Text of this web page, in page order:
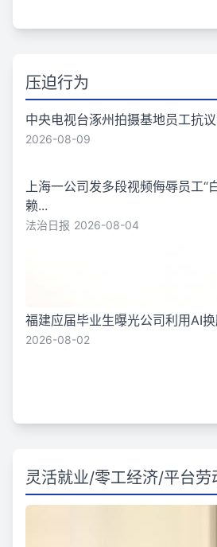
压迫行为
中央电视台涿州拍摄基地员工抗
2026-08-09
上海一公司发多段视频侮辱员工“
赖...
法治日报 2026-08-04
福建应届毕业生曝光公司利用AI
2026-08-02
灵活就业/零工经济/平台劳